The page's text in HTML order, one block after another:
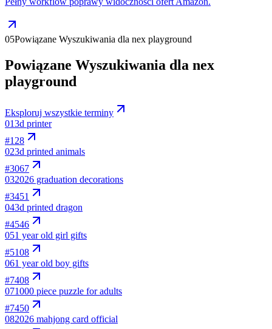
05Powiązane Wyszukiwania dla nex playground
Powiązane Wyszukiwania dla nex
playground
Eksploruj wszystkie terminy
013d printer
#128
023d printed animals
#3067
032026 graduation decorations
#3451
043d printed dragon
#4546
051 year old girl gifts
#5108
061 year old boy gifts
#7408
071000 piece puzzle for adults
#7450
082026 mahjong card official